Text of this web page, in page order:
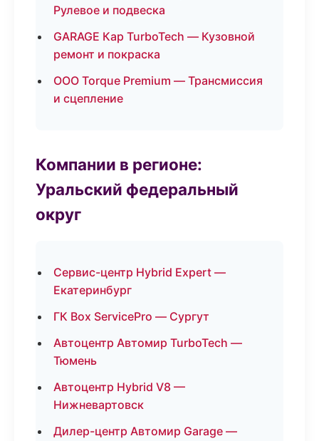
Рулевое и подвеска
GARAGE Кар TurboTech — Кузовной
ремонт и покраска
ООО Torque Premium — Трансмиссия
и сцепление
Компании в регионе:
Уральский федеральный
округ
Сервис-центр Hybrid Expert —
Екатеринбург
ГК Box ServicePro — Сургут
Автоцентр Автомир TurboTech —
Тюмень
Автоцентр Hybrid V8 —
Нижневартовск
Дилер-центр Автомир Garage —